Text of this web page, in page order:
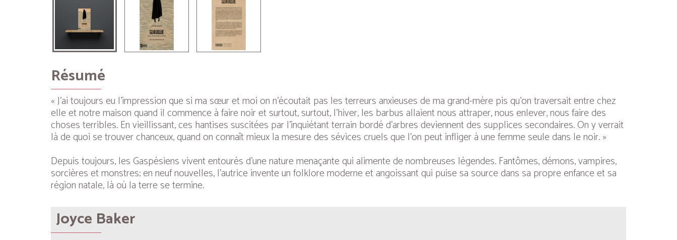
Résumé
« J’ai toujours eu l’impression que si ma sœur et moi on n’écoutait pas les terreurs anxieuses de ma grand-mère pis qu’on traversait entre chez
elle et notre maison quand il commence à faire noir et surtout, surtout, l’hiver, les barbus allaient nous attraper, nous enlever, nous faire des
choses terribles. En vieillissant, ces hantises suscitées par l’inquiétant terrain bordé d’arbres deviennent des supplices secondaires. On y verrait
là de quoi se trouver chanceux, quand on connaît mieux la mesure des sévices cruels que l’on peut infliger à une femme seule dans le noir. »
Depuis toujours, les Gaspésiens vivent entourés d’une nature menaçante qui alimente de nombreuses légendes. Fantômes, démons, vampires,
sorcières et monstres; en neuf nouvelles, l’autrice invente un folklore moderne et angoissant qui puise sa source dans sa propre enfance et sa
région natale, là où la terre se termine.
Joyce Baker